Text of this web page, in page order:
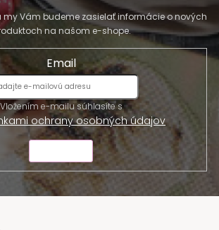
my Vám budeme zasielať informácie o nových
na našom e-shope.
Email
Vložením e-mailu súhlasíte s
ochrany osobných údajov